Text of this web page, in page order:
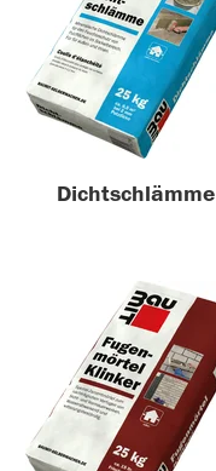
Dichtschlämme